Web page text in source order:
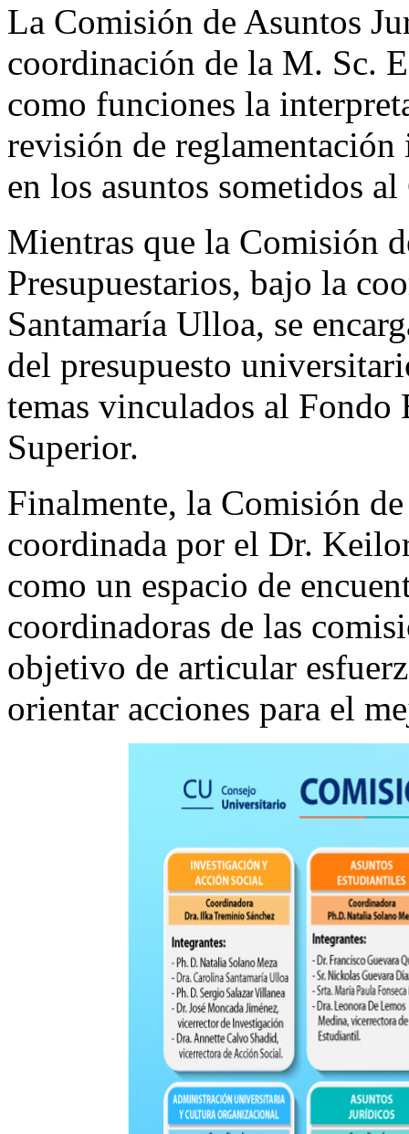
La Comisión de Asuntos
coordinación de la M. Sc.
como funciones la
revisión de
en los asuntos sometidos
Mientras que la Comisión
Presupuestarios, bajo la
Santamaría Ulloa, se
del presupuesto
temas vinculados al Fondo
Superior.
Finalmente, la Comisión
coordinada por el Dr.
como un espacio de
coordinadoras de las
objetivo de articular
orientar acciones para el